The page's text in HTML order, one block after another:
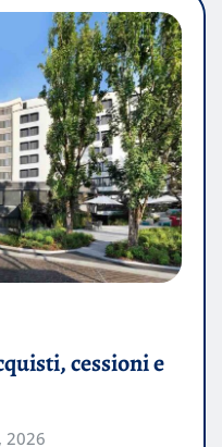
cessioni e
2026